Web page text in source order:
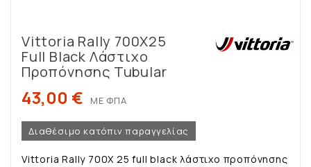
Vittoria Rally 700X25
Full Black Λάστιχο
Προπόνησης Tubular
43,00 € ΜΕ ΦΠΑ
Διαθέσιμο κατόπιν παραγγελίας
Vittoria Rally 700X 25 full black λάστιχο προπόνησης